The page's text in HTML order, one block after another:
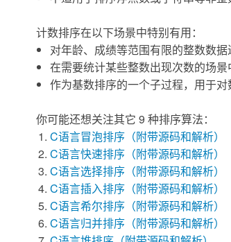
计数排序在以下场景中特别有用：
对年龄、成绩等范围有限的整数数据
在需要统计某些整数出现次数的场景
作为基数排序的一个子过程，用于对
你可能还想关注其它 9 种排序算法：
C语言冒泡排序（附带源码和解析）
C语言快速排序（附带源码和解析）
C语言选择排序（附带源码和解析）
C语言插入排序（附带源码和解析）
C语言希尔排序（附带源码和解析）
C语言归并排序（附带源码和解析）